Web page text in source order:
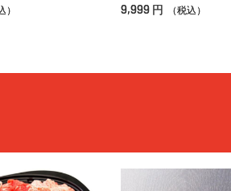
） 9,999 円 （税込）